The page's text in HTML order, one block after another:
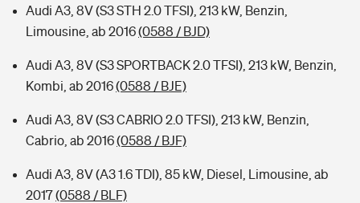
Audi A3, 8V (S3 STH 2.0 TFSI), 213 kW, Benzin,
Limousine, ab 2016(0588 / BJD)
Audi A3, 8V (S3 SPORTBACK 2.0 TFSI), 213 kW, Benzin,
Kombi, ab 2016(0588 / BJE)
Audi A3, 8V (S3 CABRIO 2.0 TFSI), 213 kW, Benzin,
Cabrio, ab 2016(0588 / BJF)
Audi A3, 8V (A3 1.6 TDI), 85 kW, Diesel, Limousine, ab
2017(0588 / BLF)